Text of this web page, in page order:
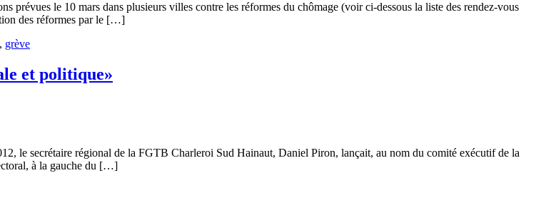
prévues le 10 mars dans plusieurs villes contre les réformes du chômage (voir ci-dessous la liste des rendez-vous
des réformes par le […]
, grève
et politique»
le secrétaire régional de la FGTB Charleroi Sud Hainaut, Daniel Piron, lançait, au nom du comité exécutif de la
à la gauche du […]